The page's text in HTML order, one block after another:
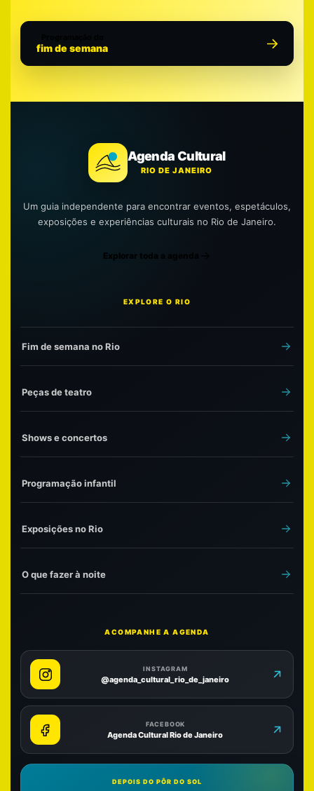
fim de semana
Agenda Cultural
RIO DE JANEIRO
Um guia independente para encontrar eventos, espetáculos,
exposições e experiências culturais no Rio de Janeiro.
Explorar toda a agenda
EXPLORE O RIO
Fim de semana no Rio
Peças de teatro
Shows e concertos
Programação infantil
Exposições no Rio
O que fazer à noite
ACOMPANHE A AGENDA
INSTAGRAM
@agenda_cultural_rio_de_janeiro
FACEBOOK
Agenda Cultural Rio de Janeiro
DEPOIS DO PÔR DO SOL